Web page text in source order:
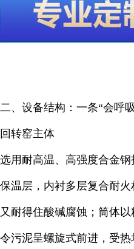
二、设备结构：一条“会呼
回转窑主体
选用耐高温、高强度合金
保温层，内衬多层复合耐火
又耐得住酸碱腐蚀；筒体
令污泥呈螺旋式前进，受热